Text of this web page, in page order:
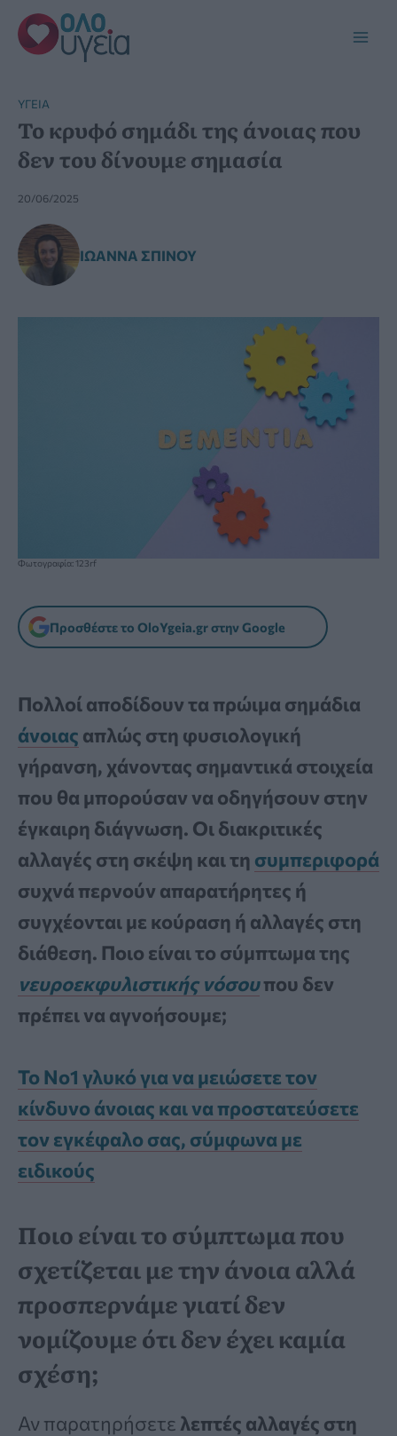
Μετάβαση
στο
περιεχόμενο
YΓΕΊΑ
Το κρυφό σημάδι της άνοιας που
δεν του δίνουμε σημασία
20/06/2025
ΙΩΆΝΝΑ ΣΠΊΝΟΥ
Φωτογραφία: 123rf
Προσθέστε το OloYgeia.gr στην Google
Πολλοί αποδίδουν τα πρώιμα σημάδια
άνοιας απλώς στη φυσιολογική
γήρανση, χάνοντας σημαντικά στοιχεία
που θα μπορούσαν να οδηγήσουν στην
έγκαιρη διάγνωση. Οι διακριτικές
αλλαγές στη σκέψη και τη συμπεριφορά
συχνά περνούν απαρατήρητες ή
συγχέονται με κούραση ή αλλαγές στη
διάθεση. Ποιο είναι το σύμπτωμα της
νευροεκφυλιστικής νόσουπου δεν
πρέπει να αγνοήσουμε;
Το Νο1 γλυκό για να μειώσετε τον
κίνδυνο άνοιας και να προστατεύσετε
τον εγκέφαλο σας, σύμφωνα με
ειδικούς
Ποιο είναι το σύμπτωμα που
σχετίζεται με την άνοια αλλά
προσπερνάμε γιατί δεν
νομίζουμε ότι δεν έχει καμία
σχέση;
Αν παρατηρήσετε λεπτές αλλαγές στη